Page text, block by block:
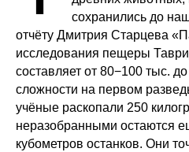
сохранились до
отчёту Дмитрия Старцева
исследования пещеры
составляет от 80−100 тыс.
сложности на первом
учёные раскопали 250
неразобранными остаются
кубометров останков. Они